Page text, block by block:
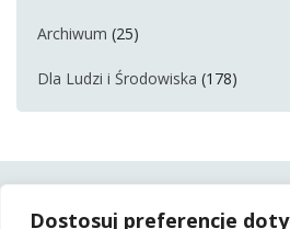
Dostosuj preferencje
Archiwum (25)
Dla Ludzi i Środowiska (178)